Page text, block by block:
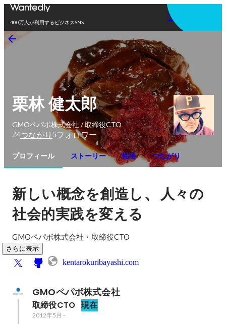
400万人が利用するビジネスSNS
アプリを使う
栗林 健太郎
GMOペパボ株式会社 / 取締役CTO
24つながり 5フォロワー
プロフィール ストーリー 性格 つながり
新しい概念を創造し 、 人々の
社会的実践を変える
GMOペパボ株式会社・取締役CTO
さらに表示
kentarokuribayashi.com
GMOペパボ株式会社
取締役CTO 現在
2012年5月 -